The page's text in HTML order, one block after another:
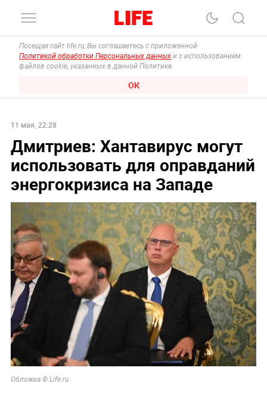
Посещая сайт life.ru, Вы соглашаетесь с приложенной
Политикой обработки Персональных данных и с использованием
файлов cookie, указанных в данной Политике.
ОК
11 мая, 22:28
Дмитриев: Хантавирус могут
использовать для оправданий
энергокризиса на Западе
Обложка © Life.ru